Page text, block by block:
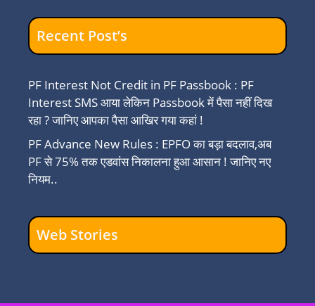
Recent Post’s
PF Interest Not Credit in PF Passbook : PF
Interest SMS आया लेकिन Passbook में पैसा नहीं दिख
रहा ? जानिए आपका पैसा आखिर गया कहां !
PF Advance New Rules : EPFO का बड़ा बदलाव,अब
PF से 75% तक एडवांस निकालना हुआ आसान ! जानिए नए
नियम..
Web Stories
ESIC Gateway :
ESIC Gateway
Wage
ESIC